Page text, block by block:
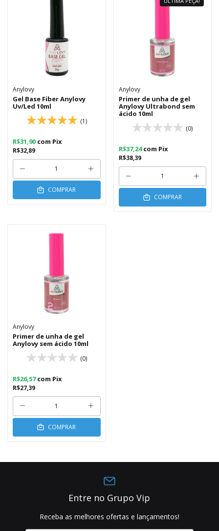
Anylovy
Gel Base Fiber Anylovy
Uv/Led 10ml
(1)
R$32,89
R$31,90 com Pix
COMPRAR
Anylovy
Primer de unha de gel
Anylovy Ultrabond sem
ácido 10ml
(0)
R$38,39
R$37,24com Pix
COMPRAR
Anylovy
Primer de unha de gel
Anylovy sem ácido 10ml
(0)
R$27,39
R$26,57com Pix
COMPRAR
Entre no Grupo Vip
Receba as melhores ofertas e lançamentos!